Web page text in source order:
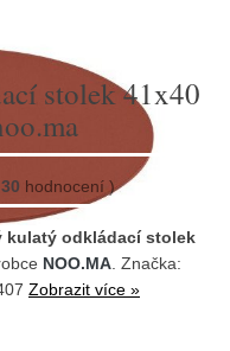
stolek 41x40
30 hodnocení )
kulatý odkládací stolek
NOO.MA. Značka:
Zobrazit více »